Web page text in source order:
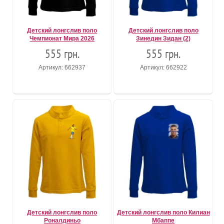
Детский лонгслив поло
Чемпионат Мира 2026
555 грн.
Артикул: 662937
Детский лонгслив поло
Зинедин Зидан (2)
555 грн.
Артикул: 662922
Детский лонгслив поло
Роналдиньо
Детский лонгслив поло Килиан
Мбаппе